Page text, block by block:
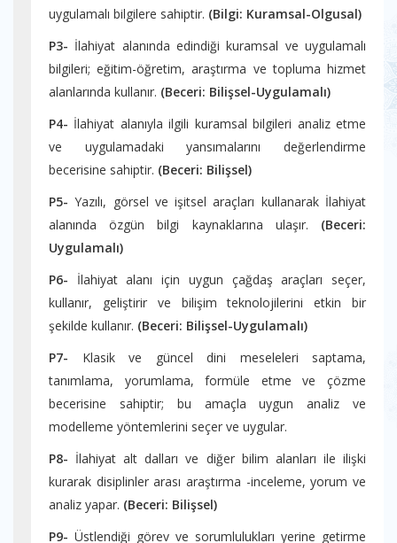
uygulamalı bilgilere sahiptir. (Bilgi: Kuramsal-Olgusal)
P3- İlahiyat alanında edindiği kuramsal ve uygulamalı
bilgileri; eğitim-öğretim, araştırma ve topluma hizmet
alanlarında kullanır. (Beceri: Bilişsel-Uygulamalı)
P4- İlahiyat alanıyla ilgili kuramsal bilgileri analiz etme
ve uygulamadaki yansımalarını değerlendirme
becerisine sahiptir. (Beceri: Bilişsel)
P5- Yazılı, görsel ve işitsel araçları kullanarak İlahiyat
alanında özgün bilgi kaynaklarına ulaşır. (Beceri:
Uygulamalı)
P6- İlahiyat alanı için uygun çağdaş araçları seçer,
kullanır, geliştirir ve bilişim teknolojilerini etkin bir
şekilde kullanır. (Beceri: Bilişsel-Uygulamalı)
P7- Klasik ve güncel dini meseleleri saptama,
tanımlama, yorumlama, formüle etme ve çözme
becerisine sahiptir; bu amaçla uygun analiz ve
modelleme yöntemlerini seçer ve uygular.
P8- İlahiyat alt dalları ve diğer bilim alanları ile ilişki
kurarak disiplinler arası araştırma -inceleme, yorum ve
analiz yapar. (Beceri: Bilişsel)
P9- Üstlendiği görev ve sorumlulukları yerine getirme